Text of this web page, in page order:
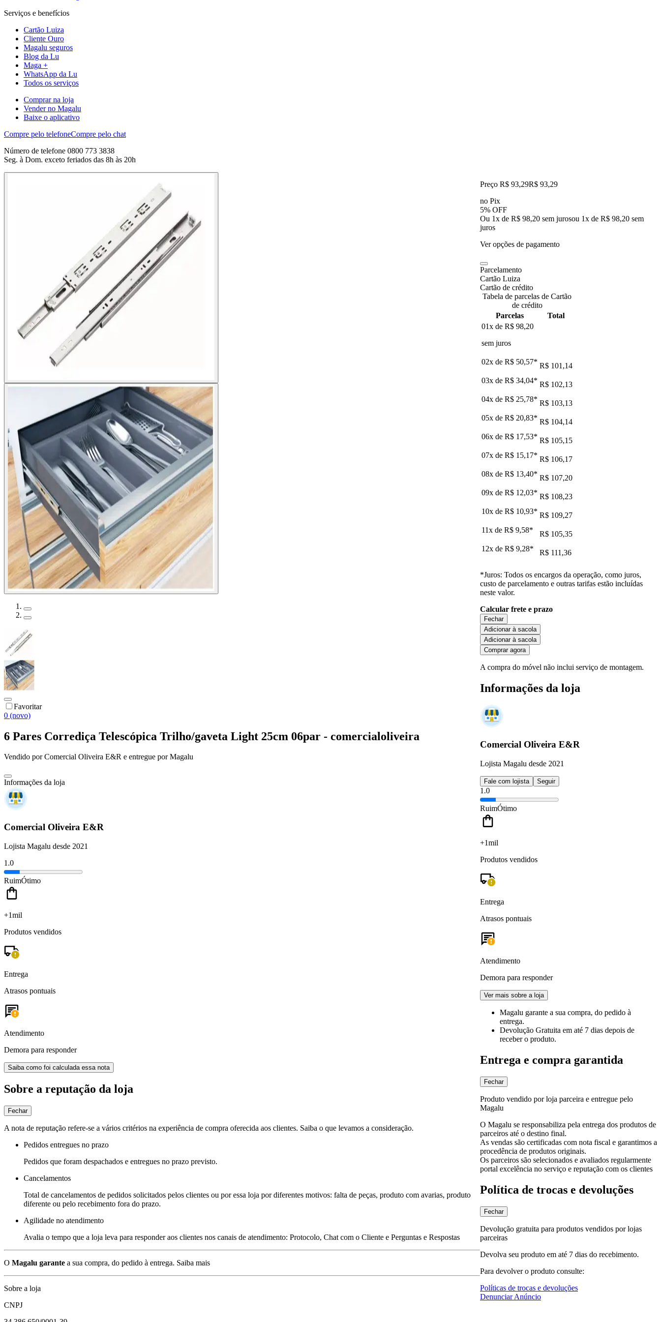
Serviços e benefícios
Cartão Luiza
Cliente Ouro
Magalu seguros
Blog da Lu
Maga +
WhatsApp da Lu
Todos os serviços
Comprar na loja
Vender no Magalu
Baixe o aplicativo
Compre pelo telefoneCompre pelo chat
Número de telefone 0800 773 3838
Seg. à Dom. exceto feriados das 8h às 20h
Favoritar
0 (novo)
6 Pares Corrediça Telescópica Trilho/gaveta Light 25cm 06par - comercialoliveira
Vendido porComercial Oliveira E&R e entregue por Magalu
Informações da loja
Comercial Oliveira E&R
Lojista Magalu desde 2021
1.0
RuimÓtimo
+1mil
Produtos vendidos
Entrega
Atrasos pontuais
Atendimento
Demora para responder
Saiba como foi calculada essa nota
Sobre a reputação da loja
Fechar
A nota de reputação refere-se a vários critérios na experiência de compra oferecida aos clientes. Saiba o que levamos a consideração.
Pedidos entregues no prazo
Pedidos que foram despachados e entregues no prazo previsto.
Cancelamentos
Total de cancelamentos de pedidos solicitados pelos clientes ou por essa loja por diferentes motivos: falta de peças, produto com avarias, produto
diferente ou pelo recebimento fora do prazo.
Agilidade no atendimento
Avalia o tempo que a loja leva para responder aos clientes nos canais de atendimento: Protocolo, Chat com o Cliente e Perguntas e Respostas
O Magalu garante a sua compra, do pedido à entrega. Saiba mais
Sobre a loja
CNPJ
Preço R$ 93,29R$ 93,29
no Pix
5% OFF
Ou 1x de R$ 98,20 sem jurosou 1x de R$ 98,20 sem
juros
Ver opções de pagamento
Parcelamento
Cartão Luiza
Cartão de crédito
Tabela de parcelas de Cartão
de crédito
Parcelas
Total
01x de R$ 98,20
sem juros
02x de R$ 50,57* R$ 101,14
03x de R$ 34,04* R$ 102,13
04x de R$ 25,78* R$ 103,13
05x de R$ 20,83* R$ 104,14
06x de R$ 17,53* R$ 105,15
07x de R$ 15,17* R$ 106,17
08x de R$ 13,40* R$ 107,20
09x de R$ 12,03* R$ 108,23
10x de R$ 10,93* R$ 109,27
11x de R$ 9,58*
R$ 105,35
12x de R$ 9,28* R$ 111,36
*Juros: Todos os encargos da operação, como juros,
custo de parcelamento e outras tarifas estão incluídas
neste valor.
Calcular frete e prazo
Fechar
Adicionar à sacola
Adicionar à sacola
Comprar agora
A compra do móvel não inclui serviço de montagem.
Informações da loja
Comercial Oliveira E&R
Lojista Magalu desde 2021
Fale com lojista Seguir
1.0
RuimÓtimo
+1mil
Produtos vendidos
Entrega
Atrasos pontuais
Atendimento
Demora para responder
Ver mais sobre a loja
Magalu garante a sua compra, do pedido à
entrega.
Devolução Gratuita em até 7 dias depois de
receber o produto.
Entrega e compra garantida
Fechar
Produto vendido por loja parceira e entregue pelo
Magalu
O Magalu se responsabiliza pela entrega dos produtos de
parceiros até o destino final.
As vendas são certificadas com nota fiscal e garantimos a
procedência de produtos originais.
Os parceiros são selecionados e avaliados regularmente
portal excelência no serviço e reputação com os clientes
Política de trocas e devoluções
Fechar
Devolução gratuita para produtos vendidos por lojas
parceiras
Devolva seu produto em até 7 dias do recebimento.
Para devolver o produto consulte:
Políticas de trocas e devoluções
Denunciar Anúncio